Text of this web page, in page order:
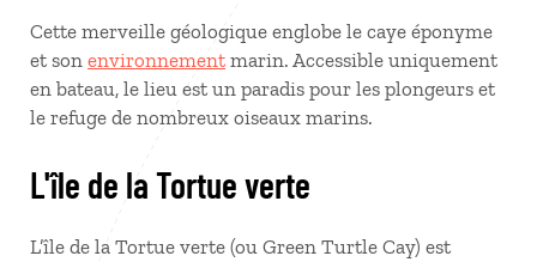
Cette merveille géologique englobe le caye éponyme
et son environnement marin. Accessible uniquement
en bateau, le lieu est un paradis pour les plongeurs et
le refuge de nombreux oiseaux marins.
L'île de la Tortue verte
L’île de la Tortue verte (ou Green Turtle Cay) est